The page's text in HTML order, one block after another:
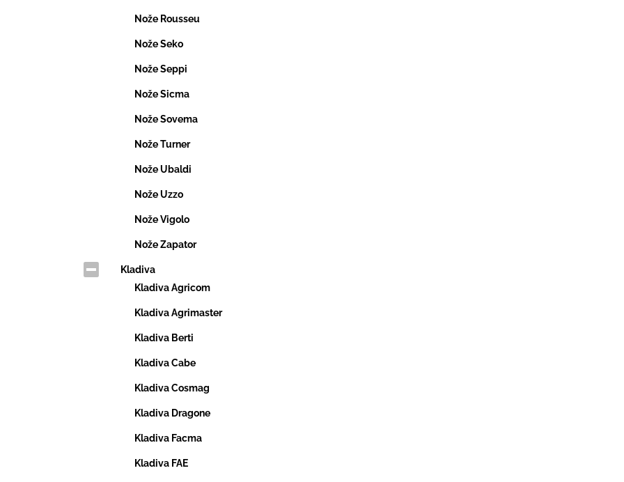
Nože Rousseu
Nože Seko
Nože Seppi
Nože Sicma
Nože Sovema
Nože Turner
Nože Ubaldi
Nože Uzzo
Nože Vigolo
Nože Zapator
Kladiva
Kladiva Agricom
Kladiva Agrimaster
Kladiva Berti
Kladiva Cabe
Kladiva Cosmag
Kladiva Dragone
Kladiva Facma
Kladiva FAE